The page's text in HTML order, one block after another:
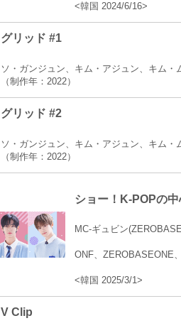
<韓国 2024/6/16>
グリッド #1
ソ・ガンジュン、キム・アジュン、キム
（制作年：2022）
グリッド #2
ソ・ガンジュン、キム・アジュン、キム
（制作年：2022）
ショー！K-POPの
MC-ギュビン
ONF、ZEROBASEONE
<韓国 2025/3/1>
V Clip